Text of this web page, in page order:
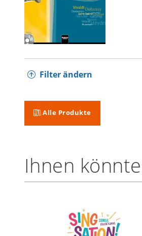
Filter ändern
Alle Produkte
Ihnen